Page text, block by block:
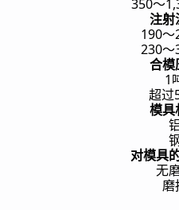
350～
注射
190～
230～
合模
1
超过
模具
钢
对模具
无
磨